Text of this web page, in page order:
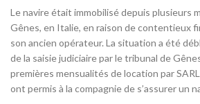
Le navire était immobilisé depuis plusieurs
Gênes, en Italie, en raison de contentieux
son ancien opérateur. La situation a été
de la saisie judiciaire par le tribunal de
premières mensualités de location par
ont permis à la compagnie de s’assurer un